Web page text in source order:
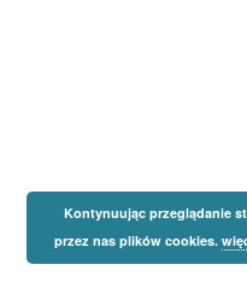
Kontynuując przeglądanie
przez nas plików cookies.